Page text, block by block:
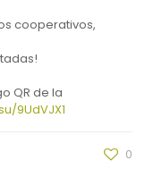
cooperativos,
QR de la
9UdVJX1
0